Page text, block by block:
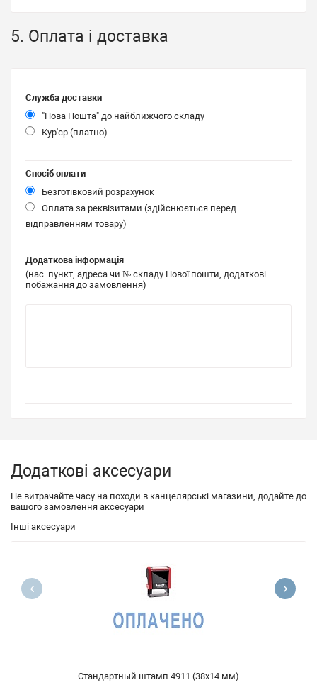
5. Оплата і доставка
Служба доставки
"Нова Пошта" до найближчого складу
Кур'єр (платно)
Спосіб оплати
Безготівковий розрахунок
Оплата за реквізитами (здійснюється перед
відправленням товару)
Додаткова інформація
(нас. пункт, адреса чи № складу Нової пошти, додаткові
побажання до замовлення)
Додаткові аксесуари
Не витрачайте часу на походи в канцелярські магазини, додайте до
вашого замовлення аксесуари
Інші аксесуари
Стандартный штамп 4911 (38x14 мм)